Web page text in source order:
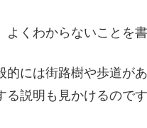
よくわからないことを
的には街路樹や歩道が
る説明も見かけるので